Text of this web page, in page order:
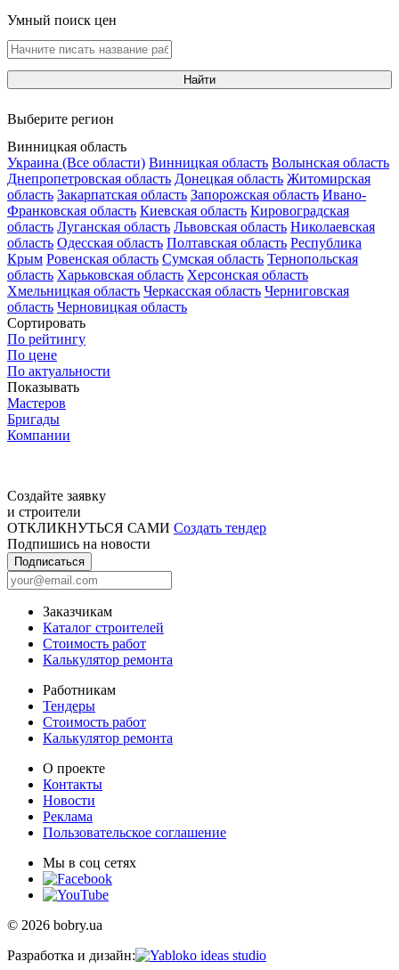
Умный поиск цен
Найти
Выберите регион
Винницкая область
Украина (Все области) Винницкая область Волынская область
Днепропетровская область Донецкая область Житомирская
область Закарпатская область Запорожская область Ивано-
Франковская область Киевская область Кировоградская
область Луганская область Львовская область Николаевская
область Одесская область Полтавская область Республика
Крым Ровенская область Сумская область Тернопольская
область Харьковская область Херсонская область
Хмельницкая область Черкасская область Черниговская
область Черновицкая область
Сортировать
По рейтингу
По цене
По актуальности
Показывать
Мастеров
Бригады
Компании
Создайте заявку
и строители
ОТКЛИКНУТЬСЯ САМИ Создать тендер
Подпишись на новости
Подписаться
Заказчикам
Каталог строителей
Стоимость работ
Калькулятор ремонта
Работникам
Тендеры
Стоимость работ
Калькулятор ремонта
О проекте
Контакты
Новости
Реклама
Пользовательское соглашение
Мы в соц сетях
© 2026 bobry.ua
Разработка и дизайн: